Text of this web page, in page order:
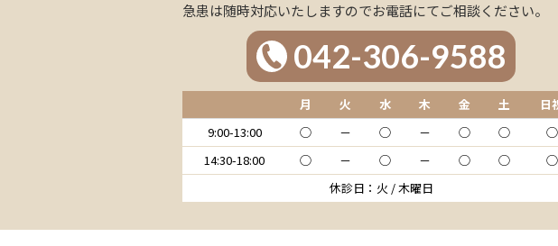
急患は随時対応いたしますのでお電話にてご相談ください。
042-306-9588
月 火 水 木 金 土
日
9:00-13:00
◯ － ◯ － ◯ ◯
◯
14:30-18:00
◯ － ◯ － ◯ ◯
◯
休診日：火 / 木曜日